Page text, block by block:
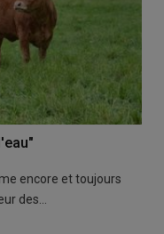
encore et toujours
des…